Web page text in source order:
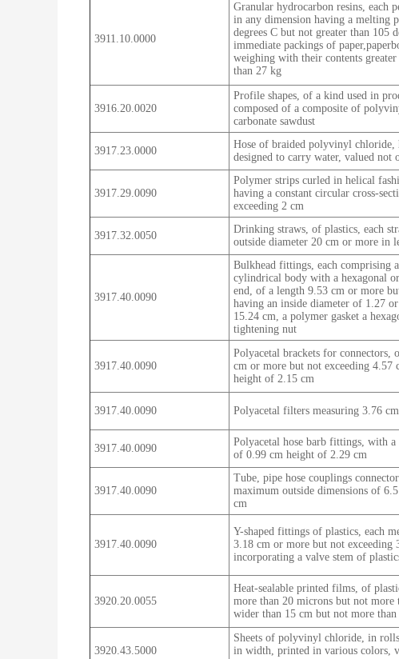
3911.10.0000
Granular hydrocarbon resins, each
in any dimension having a melting
degrees C but not greater than 105
immediate packings of
weighing with their contents
than 27 kg
3916.20.0020
Profile shapes, of a kind used in
composed of a composite of
carbonate sawdust
3917.23.0000
Hose of braided polyvinyl
designed to carry water, valued not
3917.29.0090
Polymer strips curled in helical
having a constant circular cross-
exceeding 2 cm
3917.32.0050
Drinking straws, of plastics, each
outside diameter 20 cm or more in
3917.40.0090
Bulkhead fittings, each comprising
cylindrical body with a hexagonal
end, of a length 9.53 cm or more
having an inside diameter of 1.27
15.24 cm, a polymer gasket a
tightening nut
3917.40.0090
Polyacetal brackets for connectors,
cm or more but not exceeding 4.57
height of 2.15 cm
3917.40.0090 Polyacetal filters measuring 3.76
3917.40.0090
Polyacetal hose barb fittings, with
of 0.99 cm height of 2.29 cm
3917.40.0090
Tube, pipe hose couplings
maximum outside dimensions of
cm
3917.40.0090
Y-shaped fittings of plastics, each
3.18 cm or more but not exceeding
incorporating a valve stem of
3920.20.0055
Heat-sealable printed films, of
more than 20 microns but not
wider than 15 cm but not more
3920.43.5000
Sheets of polyvinyl chloride, in
in width, printed in various colors,